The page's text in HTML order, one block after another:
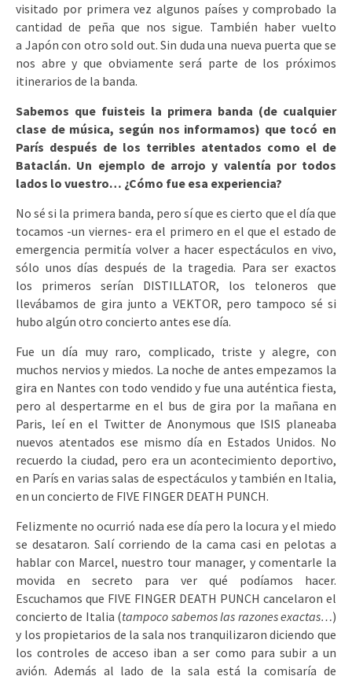
visitado por primera vez algunos países y comprobado la
cantidad de peña que nos sigue. También haber vuelto
a Japón con otro sold out. Sin duda una nueva puerta que se
nos abre y que obviamente será parte de los próximos
itinerarios de la banda.
Sabemos que fuisteis la primera banda (de cualquier
clase de música, según nos informamos) que tocó en
París después de los terribles atentados como el de
Bataclán. Un ejemplo de arrojo y valentía por todos
lados lo vuestro… ¿Cómo fue esa experiencia?
No sé si la primera banda, pero sí que es cierto que el día que
tocamos -un viernes- era el primero en el que el estado de
emergencia permitía volver a hacer espectáculos en vivo,
sólo unos días después de la tragedia. Para ser exactos
los primeros serían DISTILLATOR, los teloneros que
llevábamos de gira junto a VEKTOR, pero tampoco sé si
hubo algún otro concierto antes ese día.
Fue un día muy raro, complicado, triste y alegre, con
muchos nervios y miedos. La noche de antes empezamos la
gira en Nantes con todo vendido y fue una auténtica fiesta,
pero al despertarme en el bus de gira por la mañana en
Paris, leí en el Twitter de Anonymous que ISIS planeaba
nuevos atentados ese mismo día en Estados Unidos. No
recuerdo la ciudad, pero era un acontecimiento deportivo,
en París en varias salas de espectáculos y también en Italia,
en un concierto de FIVE FINGER DEATH PUNCH.
Felizmente no ocurrió nada ese día pero la locura y el miedo
se desataron. Salí corriendo de la cama casi en pelotas a
hablar con Marcel, nuestro tour manager, y comentarle la
movida en secreto para ver qué podíamos hacer.
Escuchamos que FIVE FINGER DEATH PUNCH cancelaron el
concierto de Italia (tampoco sabemos las razones exactas…)
y los propietarios de la sala nos tranquilizaron diciendo que
los controles de acceso iban a ser como para subir a un
avión. Además al lado de la sala está la comisaría de